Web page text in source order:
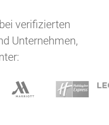
verifizierten
Unternehmen,